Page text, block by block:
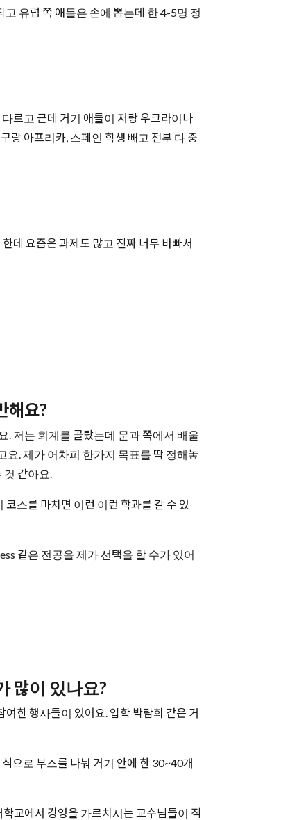
유럽 쪽 애들은 손에 뽑는데 한 4-5명 정
르고 근데 거기 애들이 저랑 우크라이나
랑 아프리카, 스페인 학생 빼고 전부 다 중
데 요즘은 과제도 많고 진짜 너무 바빠서
해요?
. 저는 회계를 골랐는데 문과 쪽에서 배울
요. 제가 어차피 한가지 목표를 딱 정해놓
것 같아요.
스를 마치면 이런 이런 학과를 갈 수 있
같은 전공을 제가 선택을 할 수가 있어
많이 있나요?
여한 행사들이 있어요. 입학 박람회 같은 거
으로 부스를 나눠 거기 안에 한 30~40개
교에서 경영을 가르치시는 교수님들이 직